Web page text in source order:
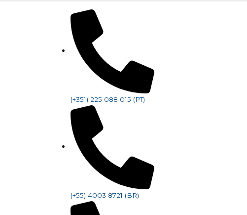
(+351) 225 088 015 (PT)
(+55) 4003 8721 (BR)